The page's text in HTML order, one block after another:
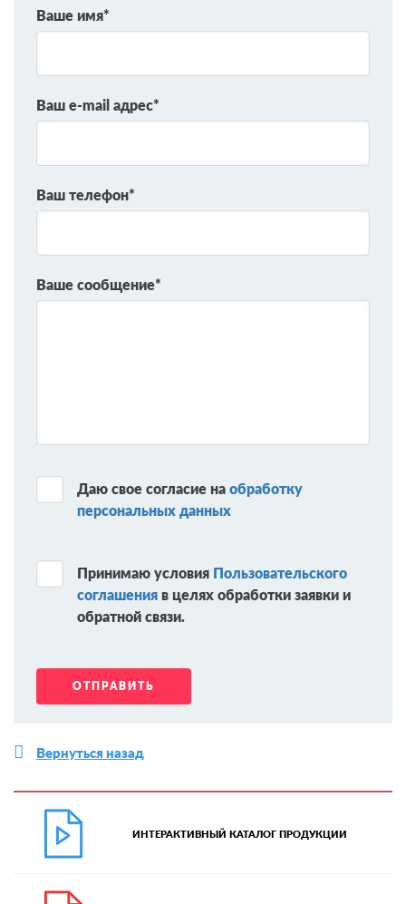
Ваше имя*
Ваш e-mail адрес*
Ваш телефон*
Ваше сообщение*
Даю свое согласие на обработку
персональных данных
Принимаю условия Пользовательского
соглашения в целях обработки заявки и
обратной связи.
Вернуться назад
ИНТЕРАКТИВНЫЙ КАТАЛОГ ПРОДУКЦИИ